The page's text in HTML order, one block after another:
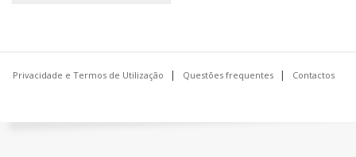
Privacidade e Termos de Utilização Questões frequentes Contactos